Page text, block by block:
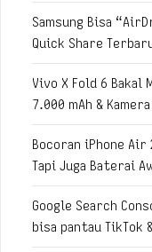
Samsung Bisa
Quick Share
Vivo X Fold 6 Bakal
7.000 mAh &
Bocoran iPhone Air
Tapi Juga Baterai
Google Search
bisa pantau TikTok